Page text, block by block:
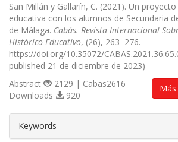
San Millán y Gallarín, C. (2021). Un
educativa con los alumnos de Secundaria
de Málaga. Cabás. Revista Internacional
Histórico-Educativo, (26), 263–276.
https://doi.org/10.35072/
published 21 de diciembre de 2023)
Abstract
2129 | Cabas2616
Downloads
920
Keywords